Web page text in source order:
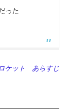
った
ケット あらすじ